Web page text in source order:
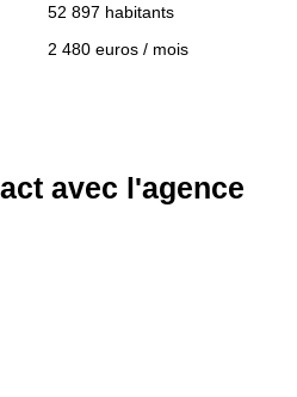
52 897 habitants
2 480 euros / mois
avec l'agence